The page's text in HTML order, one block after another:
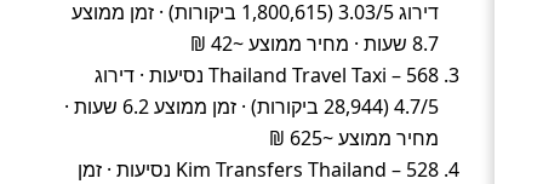
דירוג 3.03/5 (1,800,615 ביקורות) · זמן ממוצע
8.7 שעות · מחיר ממוצע ~42 ₪
Thailand Travel Taxi – 568 נסיעות · דירוג
4.7/5 (28,944 ביקורות) · זמן ממוצע 6.2 שעות ·
מחיר ממוצע ~625 ₪
Kim Transfers Thailand – 528 נסיעות · זמן